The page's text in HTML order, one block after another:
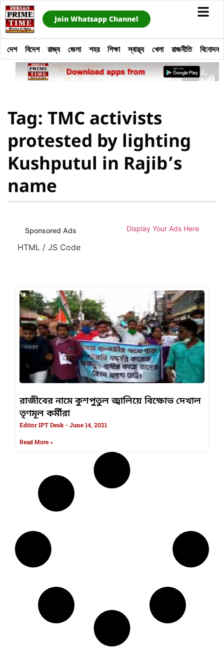
Join Whatsapp Channel
দেশ বিদেশ রাজ্য জেলা শহর শিক্ষা স্বাস্থ্য খেলা রাজনীতি বিনোদন
Tag: TMC activists
protested by lighting
Kushputul in Rajib’s
name
Sponsored Ads Display Your Ads Here
HTML / JS Code
রাজীবের নামে কুশপুতুল জ্বালিয়ে বিক্ষোভ দেখাল
তৃণমূল কর্মীরা
Editor IPT Desk June 14, 2021
Read More »